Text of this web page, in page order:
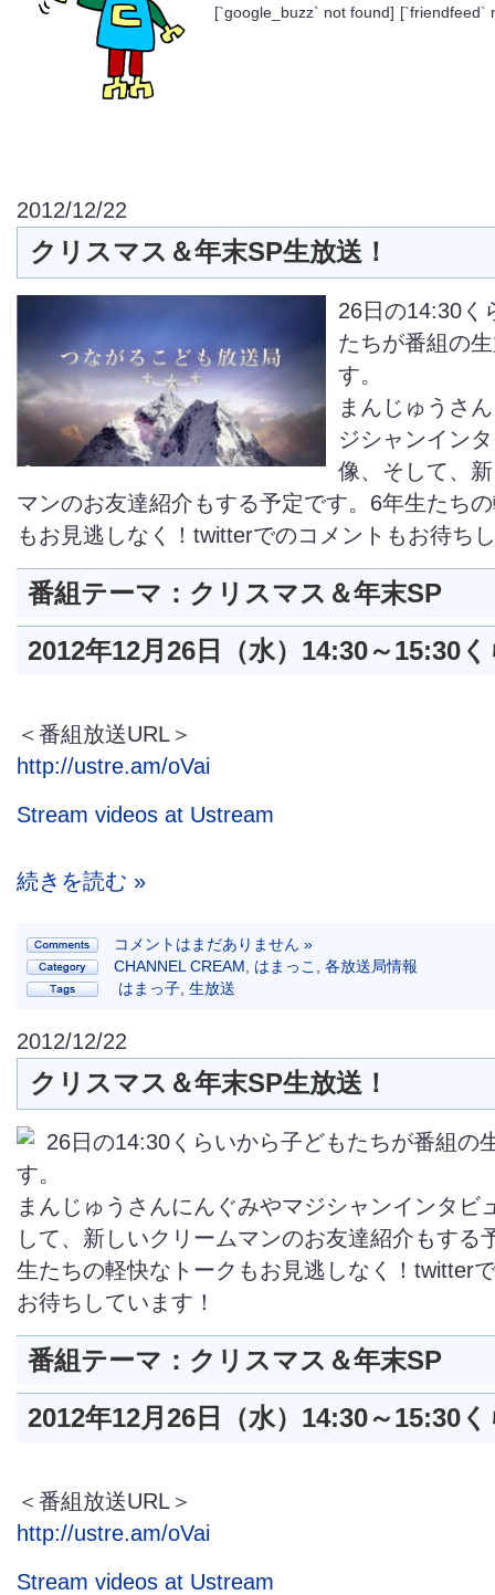
[`google_buzz` not found] [`friendfeed`
2012/12/22
クリスマス＆年末SP生放送！
26日の14:30く
たちが番組の
す。
まんじゅうさ
ジシャンイン
像、そして、
マンのお友達紹介もする予定です。6年生たち
もお見逃しなく！twitterでのコメントもお待ち
番組テーマ：クリスマス＆年末SP
2012年12月26日（水）14:30～15:30
＜番組放送URL＞
http://ustre.am/oVai
Stream videos at Ustream
続きを読む »
コメントはまだありません »
CHANNEL CREAM
はまっこ
各放送局情報
はまっ子 生放送
2012/12/22
クリスマス＆年末SP生放送！
26日の14:30くらいから子どもたちが番組の
す。
まんじゅうさんにんぐみやマジシャンインタビ
して、新しいクリームマンのお友達紹介もする
生たちの軽快なトークもお見逃しなく！twitter
お待ちしています！
番組テーマ：クリスマス＆年末SP
2012年12月26日（水）14:30～15:30
＜番組放送URL＞
http://ustre.am/oVai
Stream videos at Ustream